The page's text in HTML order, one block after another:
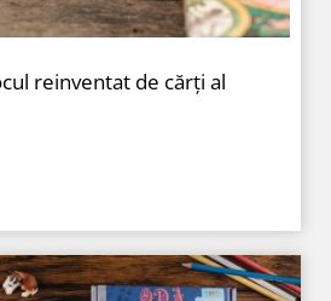
reinventat de cărți al